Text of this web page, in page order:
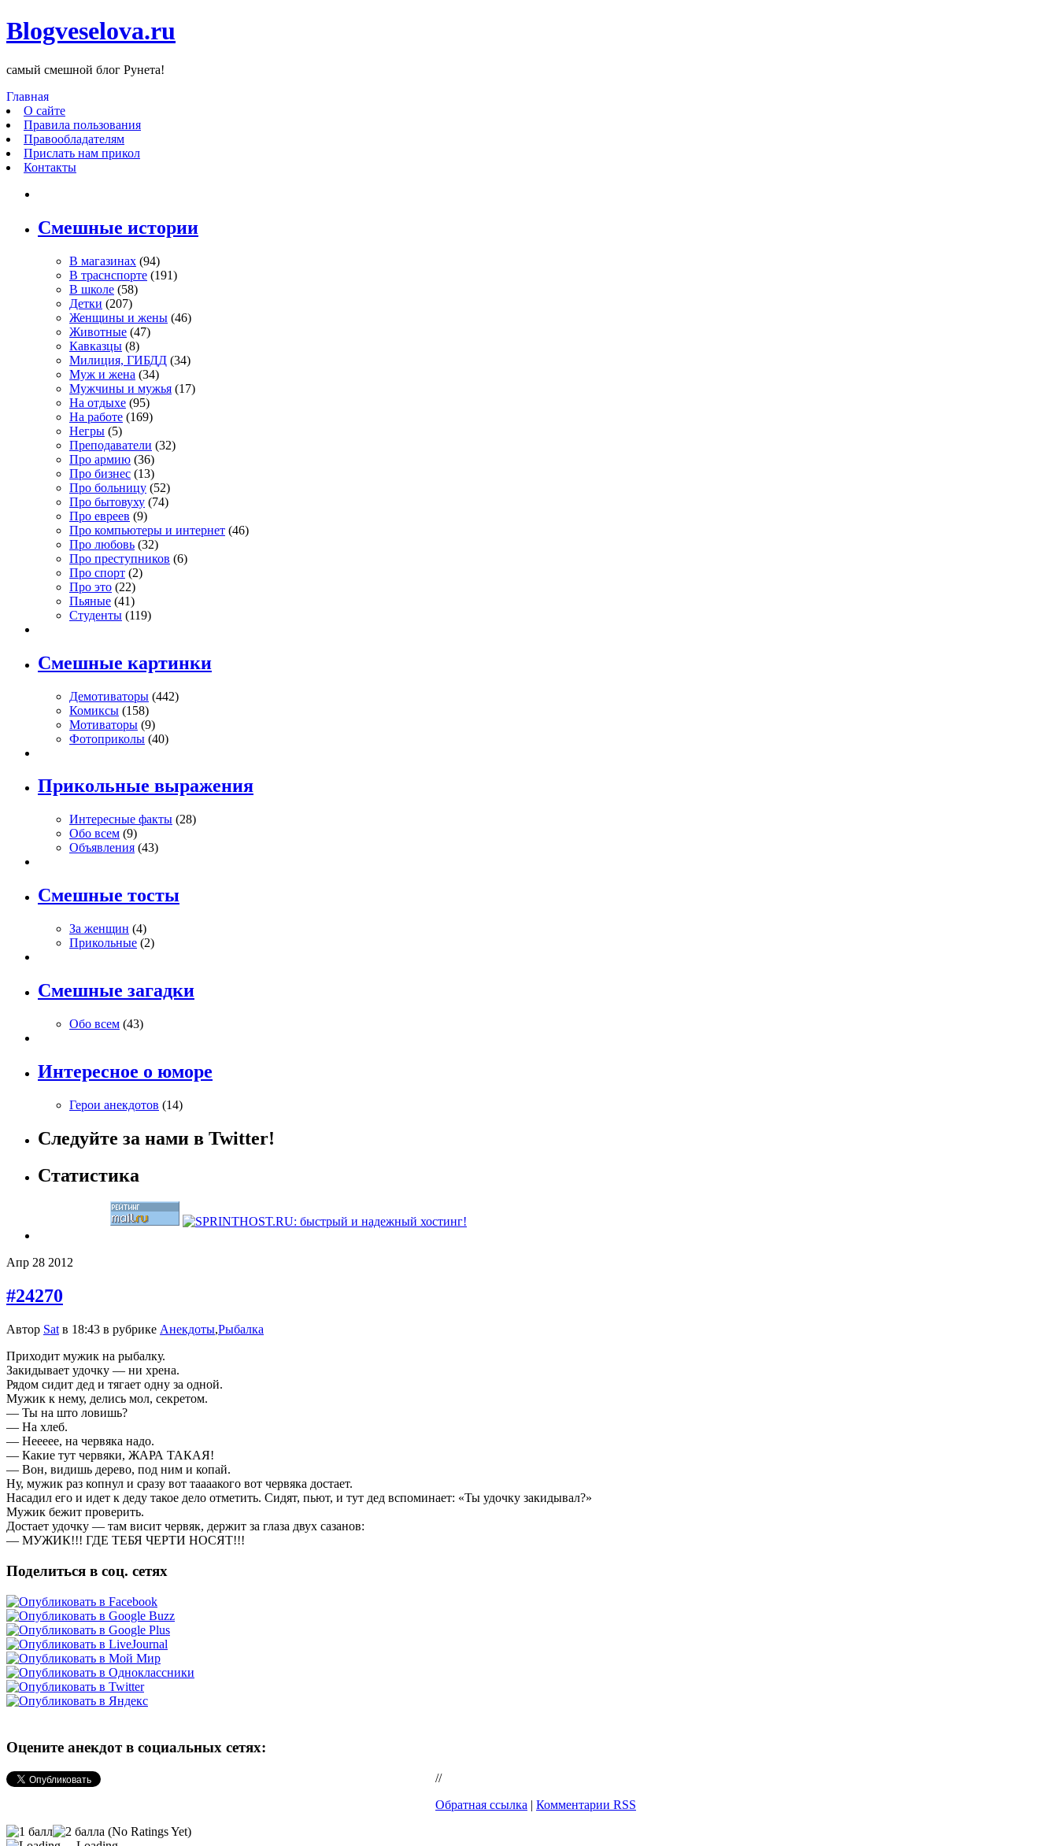
Blogveselova.ru
самый смешной блог Рунета!
Главная
О сайте
Правила пользования
Правообладателям
Прислать нам прикол
Контакты
Смешные истории
В магазинах (94)
В траснспорте (191)
В школе (58)
Детки (207)
Женщины и жены (46)
Животные (47)
Кавказцы (8)
Милиция, ГИБДД (34)
Муж и жена (34)
Мужчины и мужья (17)
На отдыхе (95)
На работе (169)
Негры (5)
Преподаватели (32)
Про армию (36)
Про бизнес (13)
Про больницу (52)
Про бытовуху (74)
Про евреев (9)
Про компьютеры и интернет (46)
Про любовь (32)
Про преступников (6)
Про спорт (2)
Про это (22)
Пьяные (41)
Студенты (119)
Смешные картинки
Демотиваторы (442)
Комиксы (158)
Мотиваторы (9)
Фотоприколы (40)
Прикольные выражения
Интересные факты (28)
Обо всем (9)
Объявления (43)
Смешные тосты
За женщин (4)
Прикольные (2)
Смешные загадки
Обо всем (43)
Интересное о юморе
Герои анекдотов (14)
Следуйте за нами в Twitter!
Статистика
Апр 28 2012
#24270
Автор Sat в 18:43 в рубрике Анекдоты,Рыбалка
Приходит мужик на рыбалку.
Закидывает удочку — ни хрена.
Рядом сидит дед и тягает одну за одной.
Мужик к нему, делись мол, секретом.
— Ты на што ловишь?
— На хлеб.
— Неееее, на червяка надо.
— Какие тут червяки, ЖАРА ТАКАЯ!
— Вон, видишь дерево, под ним и копай.
Ну, мужик раз копнул и сразу вот таааакого вот червяка достает.
Насадил его и идет к деду такое дело отметить. Сидят, пьют, и тут дед вспоминает: «Ты удочку закидывал?»
Мужик бежит проверить.
Достает удочку — там висит червяк, держит за глаза двух сазанов:
— МУЖИК!!! ГДЕ ТЕБЯ ЧЕРТИ НОСЯТ!!!
Поделиться в соц. сетях
Оцените анекдот в социальных сетях:
//
Обратная ссылка | Комментарии RSS
(No Ratings Yet)